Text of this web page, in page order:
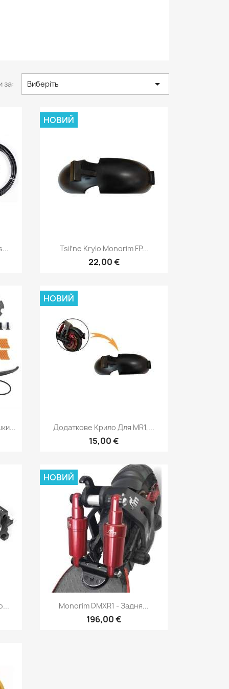
за: Виберіть 
Швидкий перегляд
Tsilʹne Krylo Monorim FP...
22,00 €
НОВИЙ
Швидкий перегляд
Додаткове Крило Для MR1,...
15,00 €
НОВИЙ
Швидкий перегляд
Monorim DMXR1 - Задня...
196,00 €
НОВИЙ